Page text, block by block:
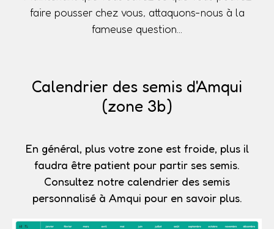
faire pousser chez vous, attaquons-nous à la
fameuse question...
Calendrier des semis d'Amqui
(zone 3b)
En général, plus votre zone est froide, plus il
faudra être patient pour partir ses semis.
Consultez notre calendrier des semis
personnalisé à Amqui pour en savoir plus.